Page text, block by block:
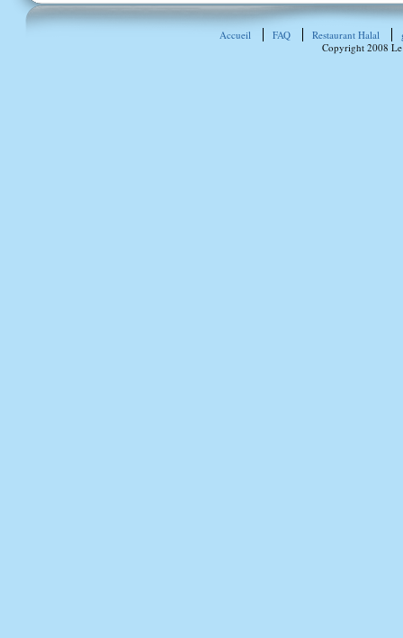
Accueil FAQ Restaurant Halal
Copyright 2008